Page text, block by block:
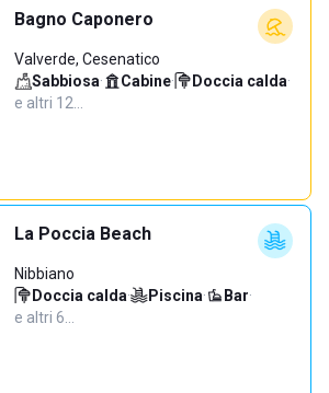
Bagno Caponero
Valverde, Cesenatico
Sabbiosa· Cabine· Doccia calda·
e altri 12…
La Poccia Beach
Nibbiano
Doccia calda· Piscina· Bar·
e altri 6…